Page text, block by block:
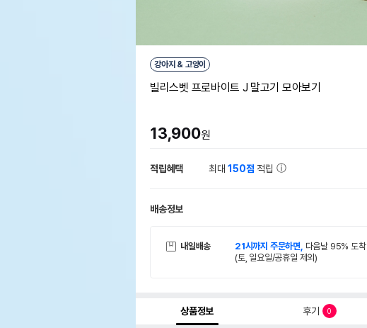
강아지 & 고양이
빌리스벳 프로바이트 J 말고기 모아보기
13,900원
적립혜택 최대150점 적립
배송정보
내일배송 21시까지 주문하면, 다음날 95% 도착
(토, 일요일/공휴일 제외)
상품정보 후기 0